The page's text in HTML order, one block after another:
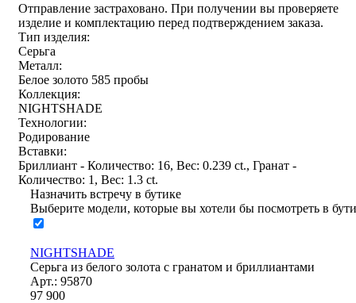
Отправление застраховано. При получении вы проверяете
изделие и комплектацию перед подтверждением заказа.
Тип изделия:
Серьга
Металл:
Белое золото 585 пробы
Коллекция:
NIGHTSHADE
Технологии:
Родирование
Вставки:
Бриллиант - Количество: 16, Вес: 0.239 ct., Гранат -
Количество: 1, Вес: 1.3 ct.
Назначить встречу в бутике
Выберите модели, которые вы хотели бы посмотреть в
NIGHTSHADE
Серьга из белого золота с гранатом и бриллиантами
Арт.: 95870
97 900